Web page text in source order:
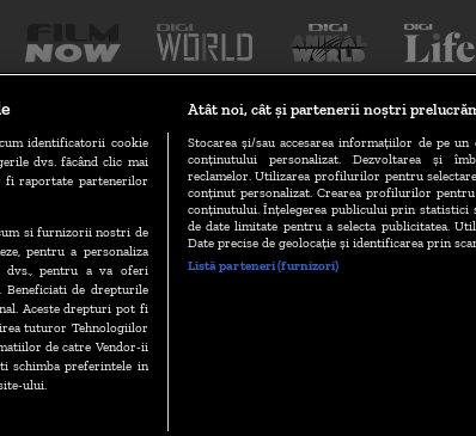
TERMENI ȘI CONDIȚII POLITICA DE CONFIDENȚIALITATE
GESTIONAȚI PREFERINȚELE CODUL DIGI24 CAMERE
identificatorii cookie
dvs. făcând clic mai
fi raportate partenerilor
si furnizorii nostri de
pentru a personaliza
dvs., pentru a va oferi
Beneficiati de drepturile
Aceste drepturi pot fi
tuturor Tehnologiilor
de catre Vendor-ii
schimba preferintele in
ului.
Atât noi, cât și partenerii noștri
Stocarea și/sau accesarea informațiilor de pe
conținutului personalizat. Dezvoltarea și
reclamelor. Utilizarea profilurilor pentru
conținut personalizat. Crearea profilurilor
conținutului. Înțelegerea publicului prin statistici
de date limitate pentru a selecta publicitatea.
Date precise de geolocație și identificarea prin
Listă parteneri (furnizori)